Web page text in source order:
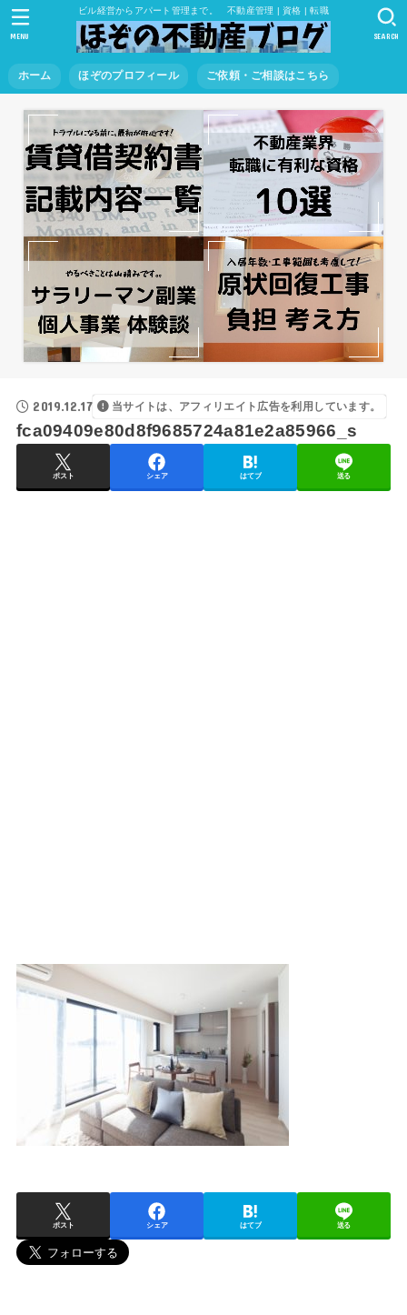
ビル経営からアパート管理まで。 不動産管理 | 資格 | 転職
ホーム ほぞのプロフィール ご依頼・ご相談はこちら
SEARCH
MENU
2019.12.17 当サイトは、アフィリエイト広告を利用しています。
fca09409e80d8f9685724a81e2a85966_s
ポスト シェア はてブ 送る
ポスト シェア はてブ 送る